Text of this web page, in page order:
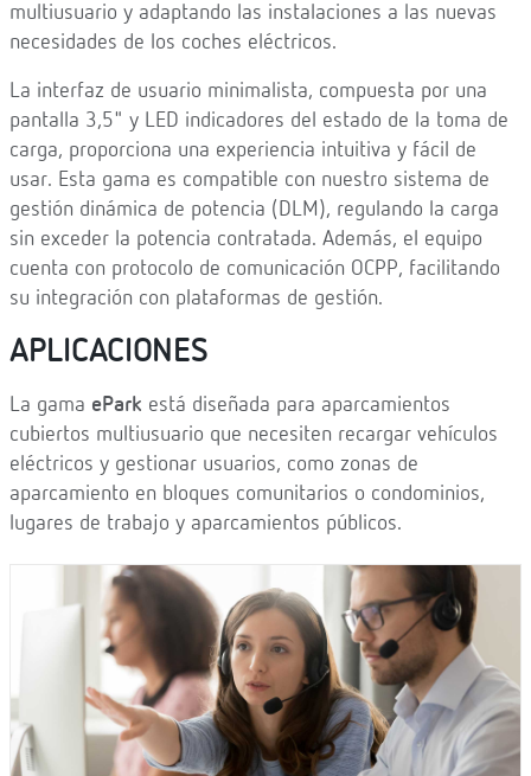
multiusuario y adaptando las instalaciones a las nuevas
necesidades de los coches eléctricos.
La interfaz de usuario minimalista, compuesta por una
pantalla 3,5" y LED indicadores del estado de la toma de
carga, proporciona una experiencia intuitiva y fácil de
usar. Esta gama es compatible con nuestro sistema de
gestión dinámica de potencia (DLM), regulando la carga
sin exceder la potencia contratada. Además, el equipo
cuenta con protocolo de comunicación OCPP, facilitando
su integración con plataformas de gestión.
APLICACIONES
La gama ePark está diseñada para aparcamientos
cubiertos multiusuario que necesiten recargar vehículos
eléctricos y gestionar usuarios, como zonas de
aparcamiento en bloques comunitarios o condominios,
lugares de trabajo y aparcamientos públicos.